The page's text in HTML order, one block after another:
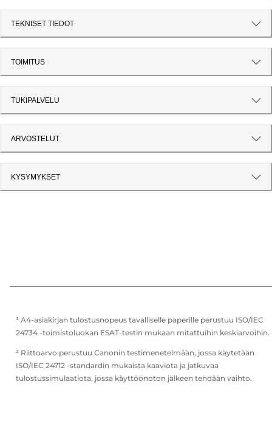
TEKNISET TIEDOT
TOIMITUS
TUKIPALVELU
ARVOSTELUT
KYSYMYKSET
¹ A4-asiakirjan tulostusnopeus tavalliselle paperille perustuu ISO/IEC
24734 -toimistoluokan ESAT-testin mukaan mitattuihin keskiarvoihin.
² Riittoarvo perustuu Canonin testimenetelmään, jossa käytetään
ISO/IEC 24712 -standardin mukaista kaaviota ja jatkuvaa
tulostussimulaatiota, jossa käyttöönoton jälkeen tehdään vaihto.